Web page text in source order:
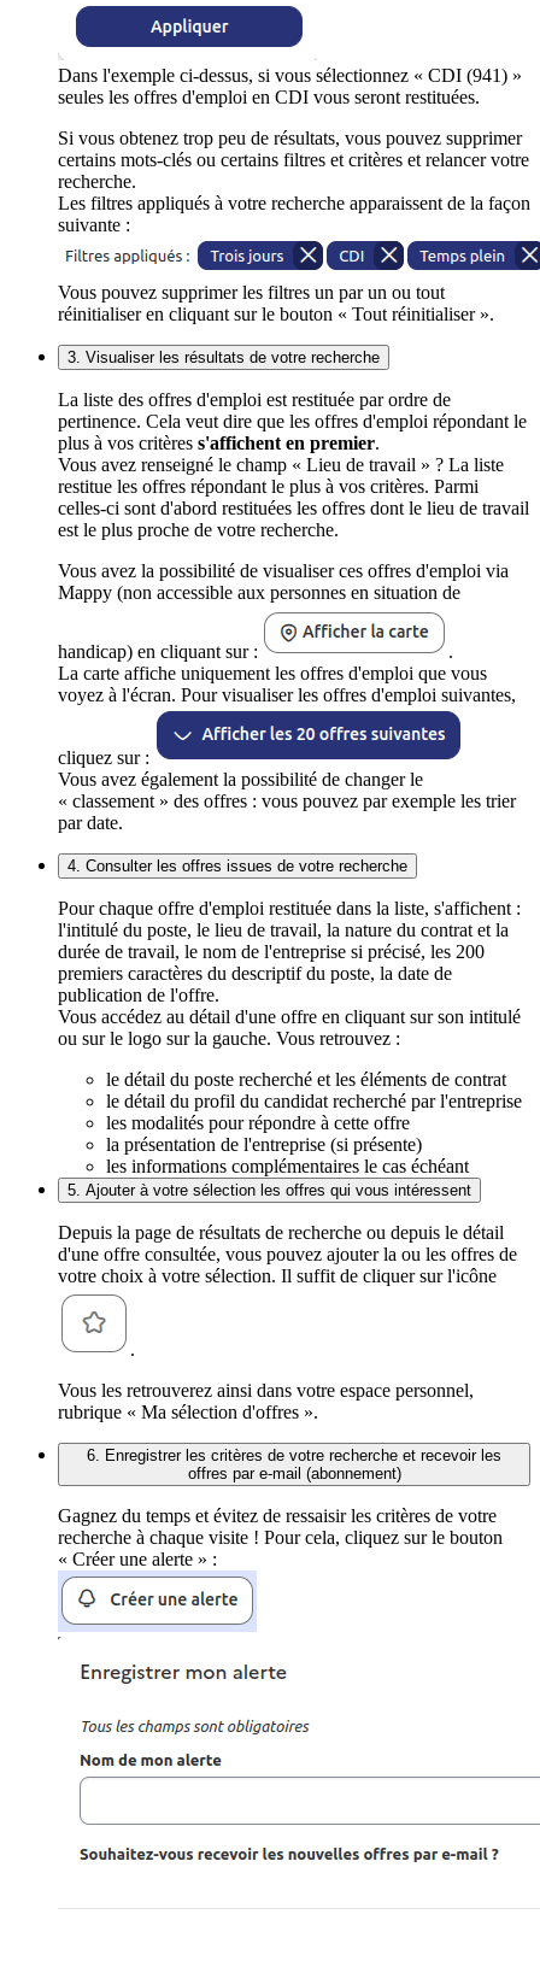
Dans l'exemple ci-dessus, si vous sélectionnez « CDI (941) »
seules les offres d'emploi en CDI vous seront restituées.
Si vous obtenez trop peu de résultats, vous pouvez supprimer
certains mots-clés ou certains filtres et critères et relancer votre
recherche.
Les filtres appliqués à votre recherche apparaissent de la façon
suivante :
Vous pouvez supprimer les filtres un par un ou tout
réinitialiser en cliquant sur le bouton « Tout réinitialiser ».
3. Visualiser les résultats de votre recherche
La liste des offres d'emploi est restituée par ordre de
pertinence. Cela veut dire que les offres d'emploi répondant le
plus à vos critères s'affichent en premier.
Vous avez renseigné le champ « Lieu de travail » ? La liste
restitue les offres répondant le plus à vos critères. Parmi
celles-ci sont d'abord restituées les offres dont le lieu de travail
est le plus proche de votre recherche.
Vous avez la possibilité de visualiser ces offres d'emploi via
Mappy (non accessible aux personnes en situation de
handicap) en cliquant sur :
.
La carte affiche uniquement les offres d'emploi que vous
voyez à l'écran. Pour visualiser les offres d'emploi suivantes,
cliquez sur :
Vous avez également la possibilité de changer le
« classement » des offres : vous pouvez par exemple les trier
par date.
4. Consulter les offres issues de votre recherche
Pour chaque offre d'emploi restituée dans la liste, s'affichent :
l'intitulé du poste, le lieu de travail, la nature du contrat et la
durée de travail, le nom de l'entreprise si précisé, les 200
premiers caractères du descriptif du poste, la date de
publication de l'offre.
Vous accédez au détail d'une offre en cliquant sur son intitulé
ou sur le logo sur la gauche. Vous retrouvez :
le détail du poste recherché et les éléments de contrat
le détail du profil du candidat recherché par l'entreprise
les modalités pour répondre à cette offre
la présentation de l'entreprise (si présente)
les informations complémentaires le cas échéant
5. Ajouter à votre sélection les offres qui vous intéressent
Depuis la page de résultats de recherche ou depuis le détail
d'une offre consultée, vous pouvez ajouter la ou les offres de
votre choix à votre sélection. Il suffit de cliquer sur l'icône
.
Vous les retrouverez ainsi dans votre espace personnel,
rubrique « Ma sélection d'offres ».
6. Enregistrer les critères de votre recherche et recevoir les
offres par e-mail (abonnement)
Gagnez du temps et évitez de ressaisir les critères de votre
recherche à chaque visite ! Pour cela, cliquez sur le bouton
« Créer une alerte » :